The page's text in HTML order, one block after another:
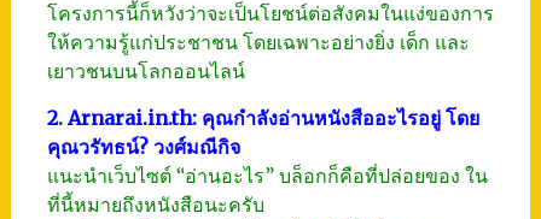
โครงการนี้ก็หวังว่าจะเป็นโยชน์ต่อสังคมในแง่ของการ
ให้ความรู้แก่ประชาชน โดยเฉพาะอย่างยิ่ง เด็ก และ
เยาวชนบนโลกออนไลน์
2. Arnarai.in.th: คุณกำลังอ่านหนังสืออะไรอยู่ โดย
คุณวรัทธน์? วงศ์มณีกิจ
แนะนำเว็บไซต์ “อ่านอะไร” บล็อกก็คือที่ปล่อยของ ใน
ที่นี้หมายถึงหนังสือนะครับ